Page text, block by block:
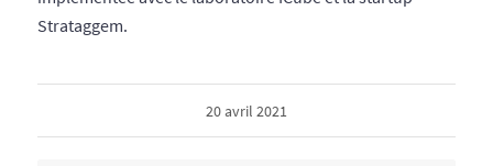
Strataggem.
20 avril 2021